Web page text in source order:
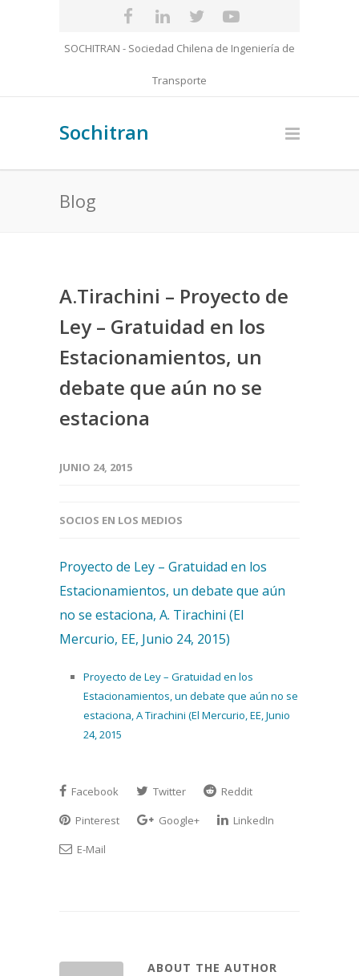
SOCHITRAN - Sociedad Chilena de Ingeniería de
Transporte
Sochitran
Blog
A.Tirachini – Proyecto de
Ley – Gratuidad en los
Estacionamientos, un
debate que aún no se
estaciona
JUNIO 24, 2015
SOCIOS EN LOS MEDIOS
Proyecto de Ley – Gratuidad en los
Estacionamientos, un debate que aún
no se estaciona, A. Tirachini (El
Mercurio, EE, Junio 24, 2015)
Proyecto de Ley – Gratuidad en los
Estacionamientos, un debate que aún no se
estaciona, A Tirachini (El Mercurio, EE, Junio
24, 2015
Facebook Twitter
Reddit
Pinterest
Google+
LinkedIn
E-Mail
ABOUT THE AUTHOR